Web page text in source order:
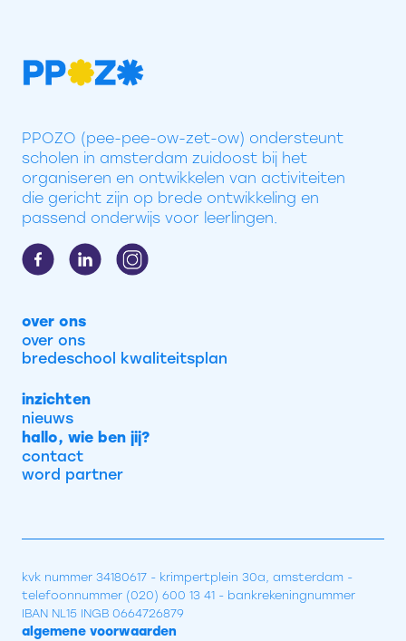
PPOZO (pee-pee-ow-zet-ow) ondersteunt
scholen in amsterdam zuidoost bij het
organiseren en ontwikkelen van activiteiten
die gericht zijn op brede ontwikkeling en
passend onderwijs voor leerlingen.
over ons
over ons
bredeschool kwaliteitsplan
inzichten
nieuws
hallo, wie ben jij?
contact
word partner
kvk nummer 34180617 - krimpertplein 30a, amsterdam -
telefoonnummer (020) 600 13 41 - bankrekeningnummer
IBAN NL15 INGB 0664726879
algemene voorwaarden